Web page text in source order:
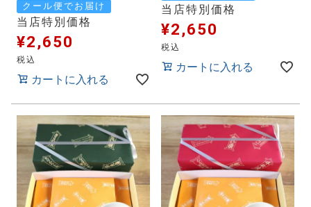
クール便でお届け
当店特別価格
¥2,650
税込
カートに入れる
当店特別価格
¥2,650
税込
カートに入れる